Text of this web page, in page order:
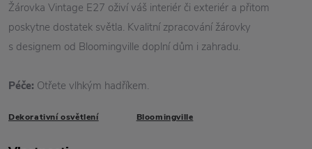
Žárovka Vintage E27 oživí váš interiér či exteriér a přitom
poskytne dostatek světla. Kvalitní zpracování žárovky
s designem od Bloomingville doplní dům i zahradu.
Péče: Otřete vlhkým hadříkem.
Dekorativní osvětlení Bloomingville